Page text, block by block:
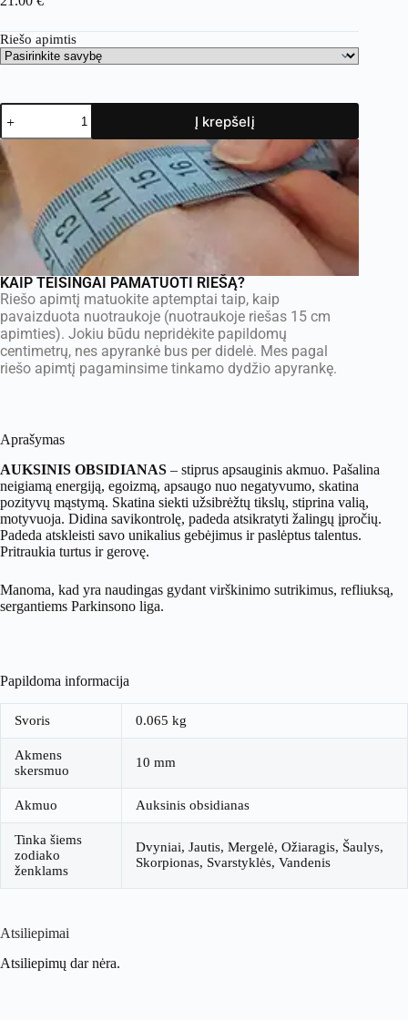
Riešo apimtis
Į krepšelį
KAIP TEISINGAI PAMATUOTI RIEŠĄ?
Riešo apimtį matuokite aptemptai taip, kaip
pavaizduota nuotraukoje (nuotraukoje riešas 15 cm
apimties). Jokiu būdu nepridėkite papildomų
centimetrų, nes apyrankė bus per didelė. Mes pagal
riešo apimtį pagaminsime tinkamo dydžio apyrankę.
Aprašymas
AUKSINIS OBSIDIANAS – stiprus apsauginis akmuo. Pašalina
neigiamą energiją, egoizmą, apsaugo nuo negatyvumo, skatina
pozityvų mąstymą. Skatina siekti užsibrėžtų tikslų, stiprina valią,
motyvuoja. Didina savikontrolę, padeda atsikratyti žalingų įpročių.
Padeda atskleisti savo unikalius gebėjimus ir paslėptus talentus.
Pritraukia turtus ir gerovę.
Manoma, kad yra naudingas gydant virškinimo sutrikimus, refliuksą,
sergantiems Parkinsono liga.
Papildoma informacija
Svoris 0.065 kg
Akmens
skersmuo
10 mm
Akmuo Auksinis obsidianas
Tinka šiems
zodiako
ženklams
Dvyniai, Jautis, Mergelė, Ožiaragis, Šaulys,
Skorpionas, Svarstyklės, Vandenis
Atsiliepimai
Atsiliepimų dar nėra.